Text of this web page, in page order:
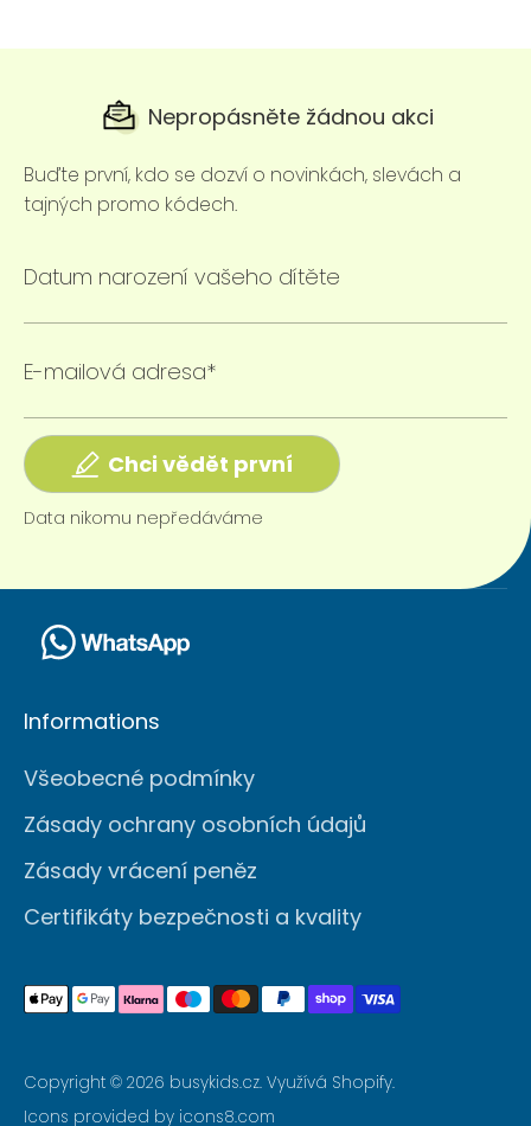
Nepropásněte žádnou akci
Buďte první, kdo se dozví o novinkách, slevách a
tajných promo kódech.
Datum narození vašeho dítěte
E-mailová adresa*
Chci vědět první
Data nikomu nepředáváme
Informations
Všeobecné podmínky
Zásady ochrany osobních údajů
Zásady vrácení peněz
Certifikáty bezpečnosti a kvality
Copyright © 2026 busykids.cz. Využívá Shopify.
Icons provided by icons8.com
Přijatelné
metody